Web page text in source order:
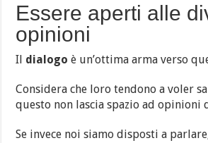
Essere aperti alle
opinioni
Il dialogo è un’ottima arma verso
Considera che loro tendono a voler
questo non lascia spazio ad opinioni
Se invece noi siamo disposti a